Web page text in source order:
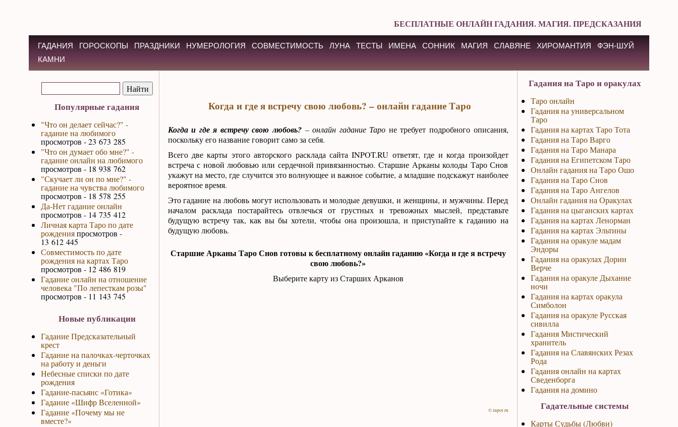
БЕСПЛАТНЫЕ ОНЛАЙН ГАДАНИЯ. МАГИЯ. ПРЕДСКАЗАНИЯ
ГАДАНИЯ ГОРОСКОПЫ ПРАЗДНИКИ НУМЕРОЛОГИЯ СОВМЕСТИМОСТЬ ЛУНА ТЕСТЫ ИМЕНА СОННИК МАГИЯ СЛАВЯНЕ ХИРОМАНТИЯ
ФЭН-ШУЙ
КАМНИ
Популярные гадания
"Что он делает сейчас?" -
гадание на любимого
просмотров - 23 673 285
"Что он думает обо мне?" -
гадание онлайн на любимого
просмотров - 18 938 762
"Скучает ли он по мне?" -
гадание на чувства любимого
просмотров - 18 578 255
Да-Нет гадание онлайн
просмотров - 14 735 412
Личная карта Таро по дате
рожденияпросмотров -
13 612 445
Совместимость по дате
рождения на картах Таро
просмотров - 12 486 819
Гадание онлайн на отношение
человека "По лепесткам розы"
просмотров - 11 143 745
Новые публикации
Гадание Предсказательный
крест
Гадание на палочках-черточках
на работу и деньги
Небесные списки по дате
рождения
Гадание-пасьянс «Готика»
Гадание «Шифр Вселенной»
Гадание «Почему мы не
вместе?»
Когда и где я встречу свою любовь? – онлайн гадание Таро
Когда и где я встречу свою любовь?– онлайн гадание Таро не требует подробного описания,
поскольку его название говорит само за себя.
Всего две карты этого авторского расклада сайта INPOT.RU ответят, где и когда произойдет
встреча с новой любовью или сердечной привязанностью. Старшие Арканы колоды Таро Снов
укажут на место, где случится это волнующее и важное событие, а младшие подскажут наиболее
вероятное время.
Это гадание на любовь могут использовать и молодые девушки, и женщины, и мужчины. Перед
началом расклада постарайтесь отвлечься от грустных и тревожных мыслей, представьте
будущую встречу так, как вы бы хотели, чтобы она произошла, и приступайте к гаданию на
будущую любовь.
Старшие Арканы Таро Снов готовы к бесплатному онлайн гаданию «Когда и где я встречу
свою любовь?»
Выберите карту из Старших Арканов
© inpot.ru
Гадания на Таро и оракулах
Таро онлайн
Гадания на универсальном
Таро
Гадания на картах Таро Тота
Гадания на Таро Варго
Гадания на Таро Манара
Гадания на Египетском Таро
Онлайн гадания на Таро Ошо
Гадания на Таро Снов
Гадания на Таро Ангелов
Онлайн гадания на Оракулах
Гадания на цыганских картах
Гадания на картах Ленорман
Гадания на картах Эльтины
Гадания на оракуле мадам
Эндоры
Гадания на оракулах Дорин
Верче
Гадания на оракуле Дыхание
ночи
Гадания на картах оракула
Симболон
Гадания на оракуле Русская
сивилла
Гадания Мистический
хранитель
Гадания на Славянских Резах
Рода
Гадания онлайн на картах
Сведенборга
Гадания на домино
Гадательные системы
Карты Судьбы (Любви)